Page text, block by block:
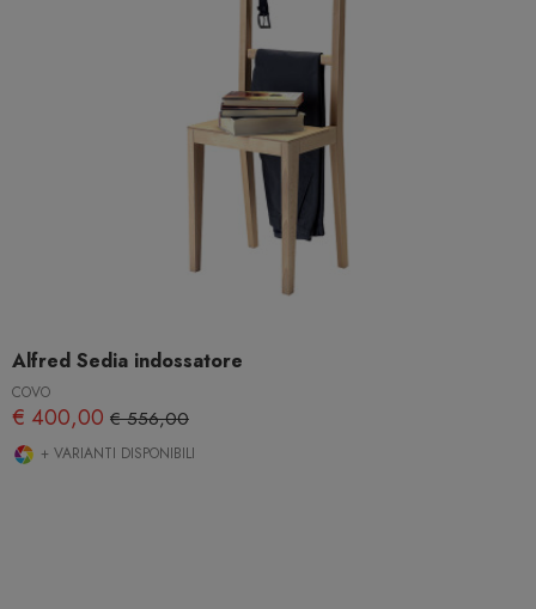
Alfred Sedia indossatore
COVO
€ 400,00 € 556,00
+ VARIANTI DISPONIBILI